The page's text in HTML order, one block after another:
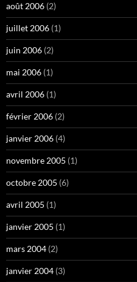
août 2006 (2)
juillet 2006 (1)
juin 2006 (2)
mai 2006 (1)
avril 2006 (1)
février 2006 (2)
janvier 2006 (4)
novembre 2005 (1)
octobre 2005 (6)
avril 2005 (1)
janvier 2005 (1)
mars 2004 (2)
janvier 2004 (3)